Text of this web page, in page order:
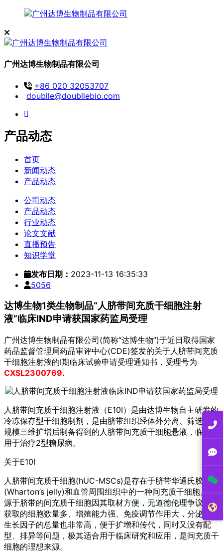
广州达博生物制品有限公司
+86 020 32053707
doublle@doubllebio.com
产品动态
首页
新闻动态
产品动态
公司动态
产品动态
行业动态
论文文献
直播预告
知识学堂
发布日期： 2023-11-13 16:35:33
5056
达博生物1类生物制品“人脐带间充质干细胞注射
液”临床IND申请获国家药监局受理
广州达博生物制品有限公司(简称“达博生物”)于近日取得国家
药品监督管理局药品审评中心(CDE)签发的关于人脐带间充质
干细胞注射液的I期临床试验申请受理通知书，受理号为
CXSL2300769.
人脐带间充质干细胞注射液（E10I）是由达博生物自主研发的
冷冻保存型干细胞制剂，是由脐带组织经体外分离、筛选、大
规模三维扩增后制备得到的人脐带间充质干细胞悬液，临床拟
用于治疗2型糖尿病。
关于E10I
人脐带间充质干细胞(hUC-MSCs)是存在于脐带华通氏胶
(Wharton’s jelly)和血管周围组织中的一种间充质干细胞。来
源于脐带的间充质干细胞因其取材方便，无道德伦理争议，可
获取的细胞数量多、增殖能力强、免疫调节作用大，分泌细胞
生长因子的总量也非常高，便于扩增和传代，同时又没有配
型、排异等问题，极其适合用于临床研究和应用，是间充质干
细胞的理想来源。